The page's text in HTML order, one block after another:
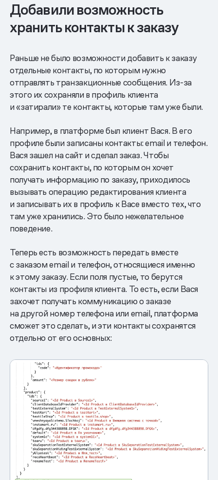
Добавили возможность
хранить контакты к заказу
Раньше не было возможности добавить к заказу
отдельные контакты, по которым нужно
отправлять транзакционные сообщения. Из-за
этого их сохраняли в профиль клиента
и «затирали» те контакты, которые там уже были.
Например, в платформе был клиент Вася. В его
профиле были записаны контакты: email и телефон.
Вася зашел на сайт и сделал заказ. Чтобы
сохранить контакты, по которым он хочет
получать информацию по заказу, приходилось
вызывать операцию редактирования клиента
и записывать их в профиль к Васе вместо тех, что
там уже хранились. Это было нежелательное
поведение.
Теперь есть возможность передать вместе
с заказом email и телефон, относящиеся именно
к этому заказу. Если поля пустые, то берутся
контакты из профиля клиента. То есть, если Вася
захочет получать коммуникацию о заказе
на другой номер телефона или email, платформа
сможет это сделать, и эти контакты сохранятся
отдельно от его основных: